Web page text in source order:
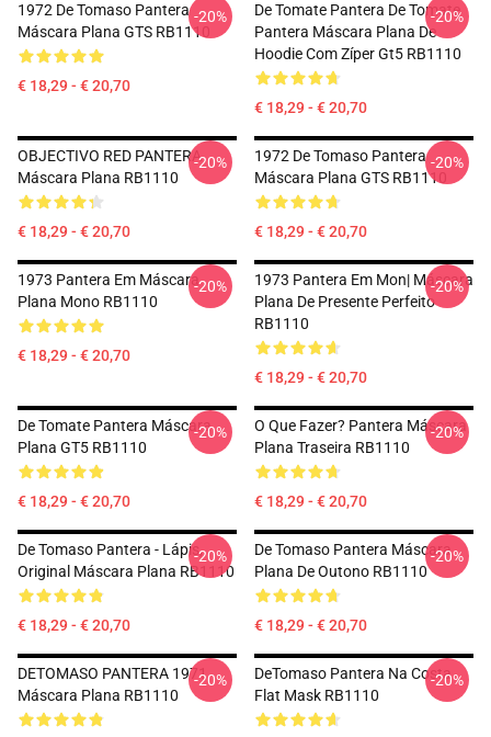
1972 De Tomaso Pantera
Máscara Plana GTS RB1110
€ 18,29 - € 20,70
-20%
De Tomate Pantera De Tomate
Pantera Máscara Plana De
Hoodie Com Zíper Gt5 RB1110
€ 18,29 - € 20,70
-20%
OBJECTIVO RED PANTERA
Máscara Plana RB1110
€ 18,29 - € 20,70
-20%
1972 De Tomaso Pantera
Máscara Plana GTS RB1110
€ 18,29 - € 20,70
-20%
1973 Pantera Em Máscara
Plana Mono RB1110
€ 18,29 - € 20,70
-20%
1973 Pantera Em Mon| Máscara
Plana De Presente Perfeito
RB1110
€ 18,29 - € 20,70
-20%
De Tomate Pantera Máscara
Plana GT5 RB1110
€ 18,29 - € 20,70
-20%
O Que Fazer? Pantera Máscara
Plana Traseira RB1110
€ 18,29 - € 20,70
-20%
De Tomaso Pantera - Lápis,
Original Máscara Plana RB1110
€ 18,29 - € 20,70
-20%
De Tomaso Pantera Máscara
Plana De Outono RB1110
€ 18,29 - € 20,70
-20%
DETOMASO PANTERA 1971
Máscara Plana RB1110
-20%
DeTomaso Pantera Na Costa
Flat Mask RB1110
-20%